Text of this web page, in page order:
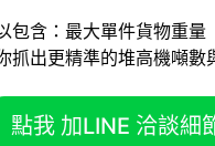
含：最大單件貨物重
抓出更精準的堆高機噸數
點我 加LINE 洽談細